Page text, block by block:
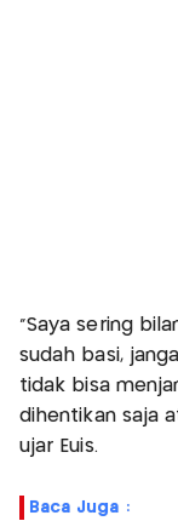
“Saya sering
sudah basi,
tidak bisa
dihentikan saja
ujar Euis.
Baca Juga :